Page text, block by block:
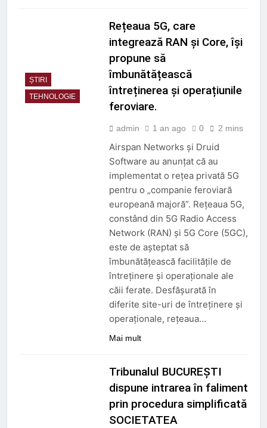
ȘTIRI
TEHNOLOGIE
Rețeaua 5G, care
integrează RAN și Core, își
propune să
îmbunătățească
întreținerea și operațiunile
feroviare.
admin 1 an ago 0 2 mins
Airspan Networks și Druid
Software au anunțat că au
implementat o rețea privată 5G
pentru o „companie feroviară
europeană majoră”. Rețeaua 5G,
constând din 5G Radio Access
Network (RAN) și 5G Core (5GC),
este de așteptat să
îmbunătățească facilitățile de
întreținere și operaționale ale
căii ferate. Desfășurată în
diferite site-uri de întreținere și
operaționale, rețeaua…
Mai mult
Tribunalul BUCUREŞTI
dispune intrarea în faliment
prin procedura simplificată
SOCIETATEA